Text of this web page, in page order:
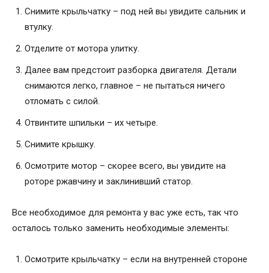
Снимите крыльчатку – под ней вы увидите сальник и
втулку.
Отделите от мотора улитку.
Далее вам предстоит разборка двигателя. Детали
снимаются легко, главное – не пытаться ничего
отломать с силой.
Отвинтите шпильки – их четыре.
Снимите крышку.
Осмотрите мотор – скорее всего, вы увидите на
роторе ржавчину и заклинивший статор.
Все необходимое для ремонта у вас уже есть, так что
осталось только заменить необходимые элементы:
Осмотрите крыльчатку – если на внутренней стороне